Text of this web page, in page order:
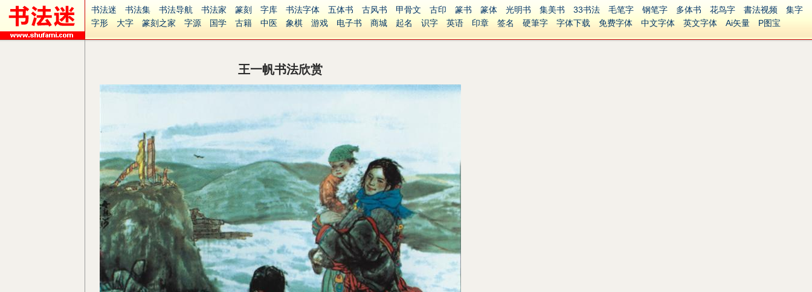
书法迷 书法集 书法导航 书法家 篆刻 字库 书法字体 五体书 古风书 甲骨文 古印 篆书 篆体 光明书 集美书 33书法 毛笔字 钢笔字 多体书 花鸟字 書法视频
集字
字形
大字 篆刻之家 字源 国学 古籍 中医 象棋 游戏 电子书 商城 起名 识字 英语 印章 签名 硬筆字 字体下载 免费字体 中文字体 英文字体 Ai矢量
P图宝
王一帆书法欣赏